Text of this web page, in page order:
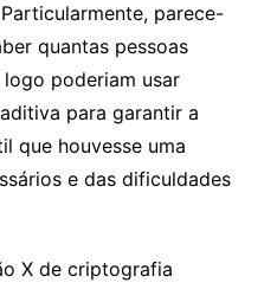
parece-
quantas pessoas
poderiam usar
para garantir a
que houvesse uma
e das dificuldades
X de criptografia